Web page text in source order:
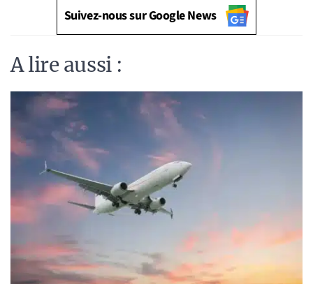
Suivez-nous sur Google News
A lire aussi :